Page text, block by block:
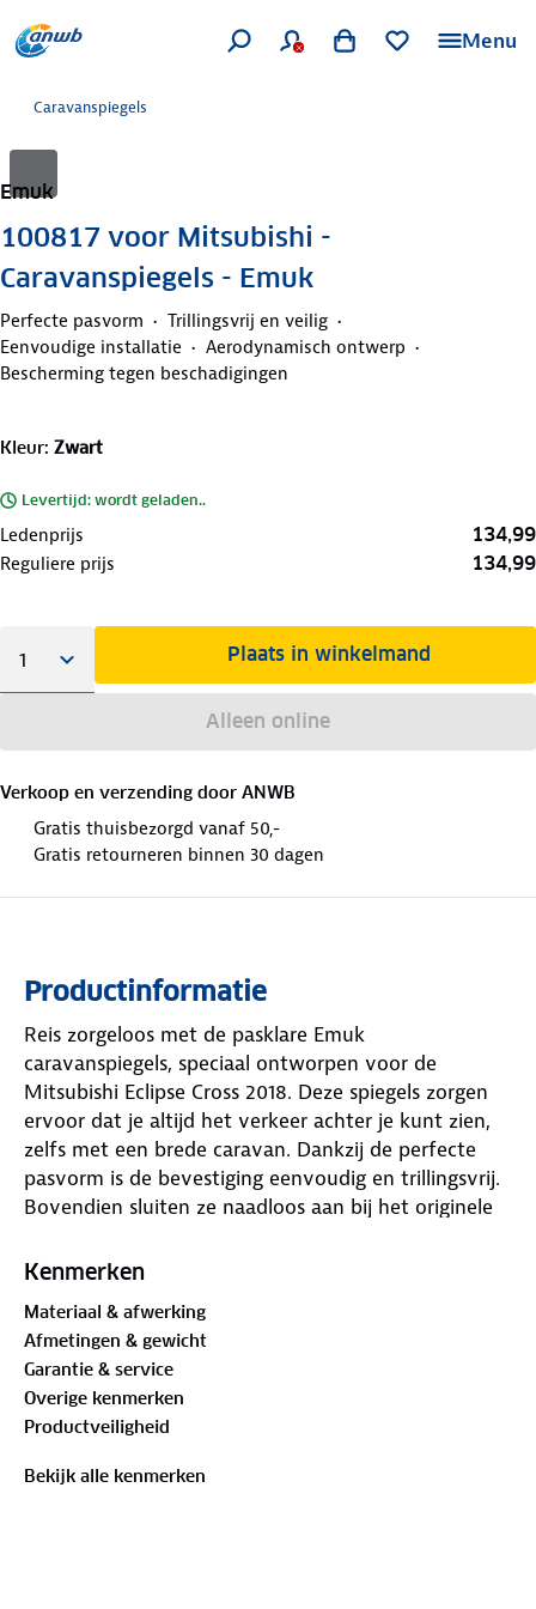
Menu
Caravanspiegels
Emuk
100817 voor Mitsubishi -
Caravanspiegels - Emuk
Perfecte pasvorm
Trillingsvrij en veilig
Eenvoudige installatie
Aerodynamisch ontwerp
Bescherming tegen beschadigingen
Kleur: Zwart
Levertijd: wordt geladen..
Ledenprijs 134,99
Reguliere prijs 134,99
Plaats in winkelmand
Alleen online
Verkoop en verzending door ANWB
Gratis thuisbezorgd vanaf 50,-
Gratis retourneren binnen 30 dagen
Productinformatie
Reis zorgeloos met de pasklare Emuk
caravanspiegels, speciaal ontworpen voor de
Mitsubishi Eclipse Cross 2018. Deze spiegels zorgen
ervoor dat je altijd het verkeer achter je kunt zien,
zelfs met een brede caravan. Dankzij de perfecte
pasvorm is de bevestiging eenvoudig en trillingsvrij.
Bovendien sluiten ze naadloos aan bij het originele
van gegoten aluminium, biedt optimale stabiliteit.
Het elegante ontwerp en de aerodynamische
spiegelkop dragen bij aan een veilige rijervaring. De
vleugelschroef maakt installatie zonder gereedschap
mogelijk, terwijl de schuimrubberen laag op de
beugel beschermt tegen krassen en beschadigingen.
Kenmerken
Materiaal & afwerking
Afmetingen & gewicht
Garantie & service
Overige kenmerken
Productveiligheid
Bekijk alle kenmerken